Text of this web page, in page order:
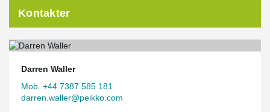
Kontakter
Darren Waller
Mob. +44 7387 585 181
darren.waller@peikko.com